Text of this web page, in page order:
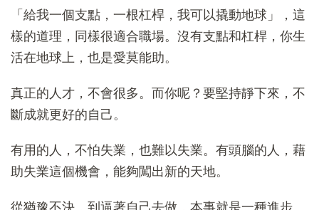
「給我一個支點，一根杠桿，我可以撬動地球」，這
樣的道理，同樣很適合職場。沒有支點和杠桿，你生
活在地球上，也是愛莫能助。
真正的人才，不會很多。而你呢？要堅持靜下來，不
斷成就更好的自己。
有用的人，不怕失業，也難以失業。有頭腦的人，藉
助失業這個機會，能夠闖出新的天地。